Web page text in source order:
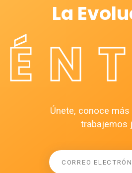
La
Únete, conoce
trabajemos